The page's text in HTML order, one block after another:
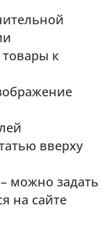
к
вверху
можно задать
на сайте